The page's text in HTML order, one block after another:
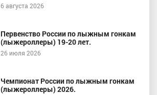
6 августа 2026
Первенство России по лыжным гонкам
(лыжероллеры) 19-20 лет.
26 июля 2026
Чемпионат России по лыжным гонкам
(лыжероллеры) 2026.